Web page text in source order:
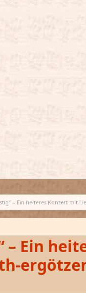
– Ein heiteres Konzert mit
Ein